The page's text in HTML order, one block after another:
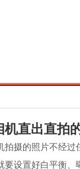
直出直拍
拍摄的照片不经过
要设置好白平衡、